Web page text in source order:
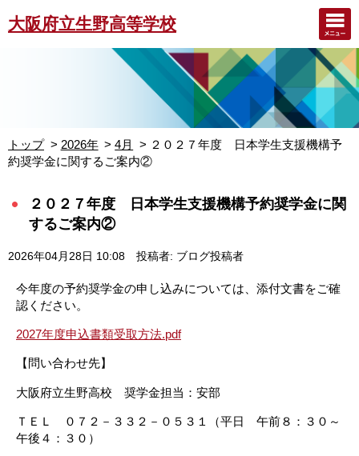
大阪府立生野高等学校
トップ 2026年 4月
２０２７年度 日本学生支援機構予
約奨学金に関するご案内②
２０２７年度 日本学生支援機構予約奨学金に関
するご案内②
2026年04月28日 10:08 投稿者: ブログ投稿者
今年度の予約奨学金の申し込みについては、添付文書をご確
認ください。
2027年度申込書類受取方法.pdf
【問い合わせ先】
大阪府立生野高校 奨学金担当：安部
ＴＥＬ ０７２－３３２－０５３１（平日 午前８：３０～
午後４：３０）